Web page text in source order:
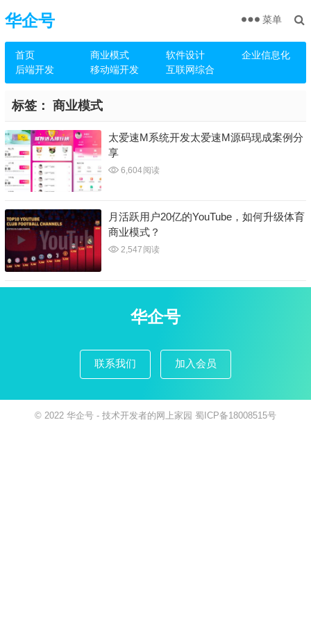
华企号
首页 商业模式 软件设计
企业信息化
后端开发
移动端开发 互联网综合
菜单
标签： 商业模式
太爱速M系统开发太爱速M源码现成案例分
享
6,604阅读
月活跃用户20亿的YouTube，如何升级体育
商业模式？
2,547 阅读
华企号
联系我们 加入会员
© 2022 华企号 - 技术开发者的网上家园 蜀ICP备18008515号